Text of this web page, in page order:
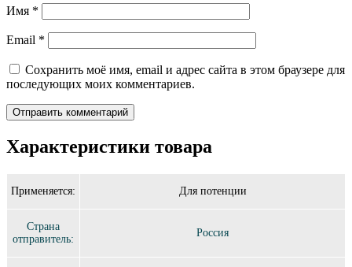
Имя *
Email *
Сохранить моё имя, email и адрес сайта в этом браузере для
последующих моих комментариев.
Характеристики товара
Применяется: Для потенции
Страна
отправитель:
Россия